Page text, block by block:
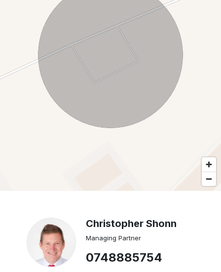
In acest moment terenurile sunt date in arenda.
O oportunitate prin localizarea strategica într-o zonă puternic
industrializată, aproape de centre logistice mari.
Teren ideal pentru hale, depozite, parcuri logistice sau spații
de producție.
Acesta este terenul potrivit pentru dezvoltatori imobiliari
interesați de construcția de hale, depozite sau parcuri
industriale. Investitori care caută terenuri în zone cu potențial
de creștere economică. Companii de logistică și distribuție
care au nevoie de spațiu pentru extindere. Producători și
antreprenori din domenii diverse (producție, depozitare,
Christopher Shonn
Managing Partner
0748885754